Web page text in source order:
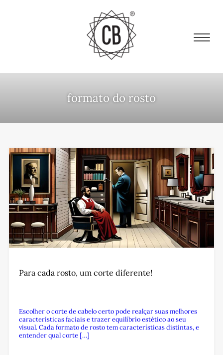
formato do rosto
Para cada rosto, um corte diferente!
Escolher o corte de cabelo certo pode realçar suas melhores
características faciais e trazer equilíbrio estético ao seu
visual. Cada formato de rosto tem características distintas, e
entender qual corte […]